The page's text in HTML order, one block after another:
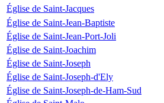
Église de Saint-Jacques
Église de Saint-Jean-Baptiste
Église de Saint-Jean-Port-Joli
Église de Saint-Joachim
Église de Saint-Joseph
Église de Saint-Joseph-d'Ely
Église de Saint-Joseph-de-Ham-Sud